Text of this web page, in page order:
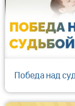
Победа над